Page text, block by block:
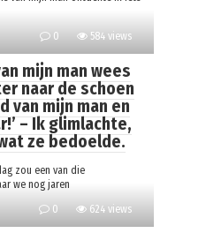
0 584 views
mijn man wees
naar de schoen
van mijn man en
– Ik glimlachte,
ze bedoelde.
zou een van die
we nog jaren
0 624 views